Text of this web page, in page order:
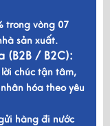
trong vòng 07
sản xuất.
(B2B / B2C):
chúc tận tâm,
hóa theo yêu
hàng đi nước